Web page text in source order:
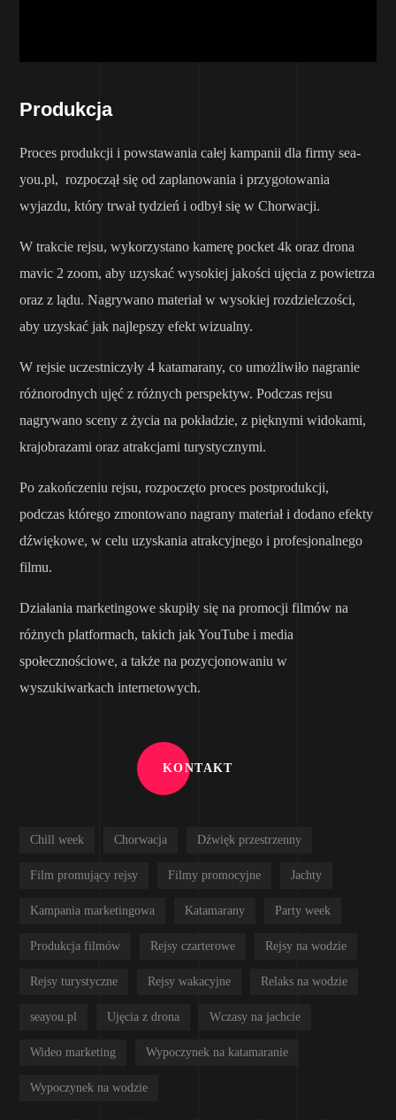
Produkcja
Proces produkcji i powstawania całej kampanii dla firmy sea-
you.pl, rozpoczął się od zaplanowania i przygotowania
wyjazdu, który trwał tydzień i odbył się w Chorwacji.
W trakcie rejsu, wykorzystano kamerę pocket 4k oraz drona
mavic 2 zoom, aby uzyskać wysokiej jakości ujęcia z powietrza
oraz z lądu. Nagrywano materiał w wysokiej rozdzielczości,
aby uzyskać jak najlepszy efekt wizualny.
W rejsie uczestniczyły 4 katamarany, co umożliwiło nagranie
różnorodnych ujęć z różnych perspektyw. Podczas rejsu
nagrywano sceny z życia na pokładzie, z pięknymi widokami,
krajobrazami oraz atrakcjami turystycznymi.
Po zakończeniu rejsu, rozpoczęto proces postprodukcji,
podczas którego zmontowano nagrany materiał i dodano efekty
dźwiękowe, w celu uzyskania atrakcyjnego i profesjonalnego
filmu.
Działania marketingowe skupiły się na promocji filmów na
różnych platformach, takich jak YouTube i media
społecznościowe, a także na pozycjonowaniu w
wyszukiwarkach internetowych.
KONTAKT
Chill week Chorwacja Dźwięk przestrzenny
Film promujący rejsy Filmy promocyjne Jachty
Kampania marketingowa Katamarany Party week
Produkcja filmów Rejsy czarterowe Rejsy na wodzie
Rejsy turystyczne Rejsy wakacyjne Relaks na wodzie
seayou.pl Ujęcia z drona Wczasy na jachcie
Wideo marketing Wypoczynek na katamaranie
Wypoczynek na wodzie